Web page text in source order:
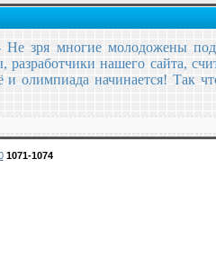
зря многие молодожены
нашего сайта,
олимпиада начинается! Так
1071-1074